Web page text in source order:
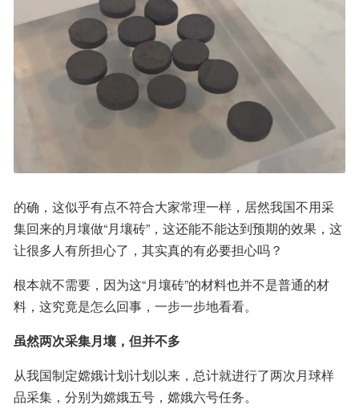
的确，这似乎有点不符合大家常理一样，居然我国不用采
集回来的月壤做“月壤砖”，这还能不能达到预期的效果，这
让很多人有所担心了，其实真的有必要担心吗？
根本就不需要，因为这“月壤砖”的材料也并不是普通的材
料，这究竟是怎么回事，一步一步地看看。
虽然两次采集月壤，但并不多
从我国制定嫦娥计划计划以来，总计就进行了两次月球样
品采集，分别为嫦娥五号，嫦娥六号任务。